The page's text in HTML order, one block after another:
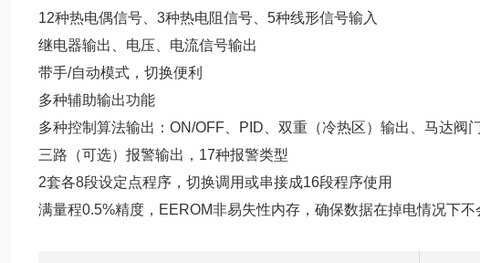
12种热电偶信号、3种热电阻信号、5种线形信号输入
继电器输出、电压、电流信号输出
带手/自动模式，切换便利
多种辅助输出功能
多种控制算法输出：ON/OFF、PID、双重（冷热区）输出、马达阀
三路（可选）报警输出，17种报警类型
2套各8段设定点程序，切换调用或串接成16段程序使用
满量程0.5%精度，EEROM非易失性内存，确保数据在掉电情况下不